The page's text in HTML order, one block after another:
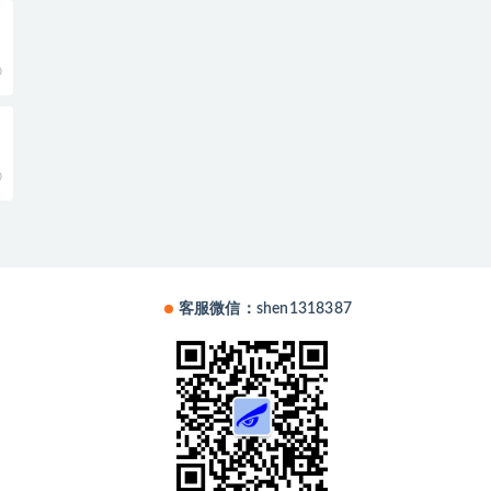
客服微信：shen1318387